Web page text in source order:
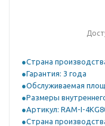
Страна
Гарантия: 3 года
Обслуживаемая
Размеры
Артикул: RAM-I-
Страна